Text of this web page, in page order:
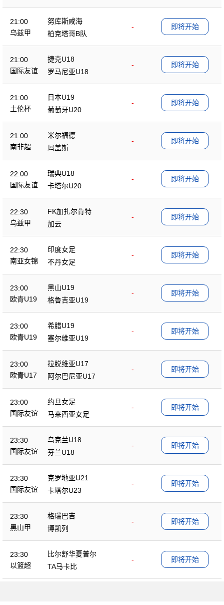
21:00
乌兹甲
努库斯咸海
-
柏克塔哥B队
即将开始
21:00
国际友谊
捷克U18
-
罗马尼亚U18
即将开始
21:00
土伦杯
日本U19
-
葡萄牙U20
即将开始
21:00
南非超
米尔福德
-
玛盖斯
即将开始
22:00
国际友谊
瑞典U18
-
卡塔尔U20
即将开始
22:30
乌兹甲
FK加扎尔肯特
-
加云
即将开始
22:30
南亚女锦
印度女足
-
不丹女足
即将开始
23:00
欧青U19
黑山U19
-
格鲁吉亚U19
即将开始
23:00
欧青U19
希腊U19
-
塞尔维亚U19
即将开始
23:00
欧青U17
拉脱维亚U17
-
阿尔巴尼亚U17
即将开始
23:00
国际友谊
约旦女足
-
马来西亚女足
即将开始
23:30
国际友谊
乌克兰U18
-
芬兰U18
即将开始
23:30
国际友谊
克罗地亚U21
-
卡塔尔U23
即将开始
23:30
黑山甲
格瑞巴吉
-
博凯列
即将开始
23:30
以篮超
比尔舒华夏普尔
-
TA马卡比
即将开始